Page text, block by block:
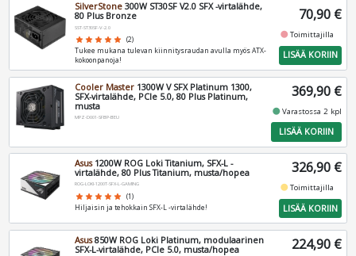
SilverStone 300W ST30SF V2.0 SFX -virtalähde,
80 Plus Bronze
SST-ST30SF-V-2.0
star star star star star (2)
Tukee mukana tulevan kiinnitysraudan avulla myös ATX-
kokoonpanoja!
70,90 €
fiber_manual_recordToimittajilla
LISÄÄ KORIIN
Cooler Master 1300W V SFX Platinum 1300,
SFX-virtalähde, PCIe 5.0, 80 Plus Platinum,
musta
MPZ-D001-SFBP-BEU
369,90 €
fiber_manual_recordVarastossa 2 kpl
LISÄÄ KORIIN
Asus1200W ROG Loki Titanium, SFX-L -
virtalähde, 80 Plus Titanium, musta/hopea
ROG-LOKI-1200T-SFX-L-GAMING
star star star star star (1)
Hiljaisin ja tehokkain SFX-L -virtalähde!
326,90 €
fiber_manual_recordToimittajilla
LISÄÄ KORIIN
Asus850W ROG Loki Platinum, modulaarinen
SFX-L-virtalähde, PCIe 5.0, musta/hopea
224,90 €